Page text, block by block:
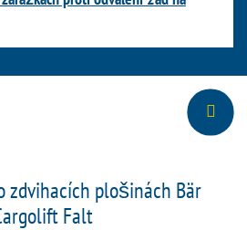
zdvihacích plošinách Bär
Falt